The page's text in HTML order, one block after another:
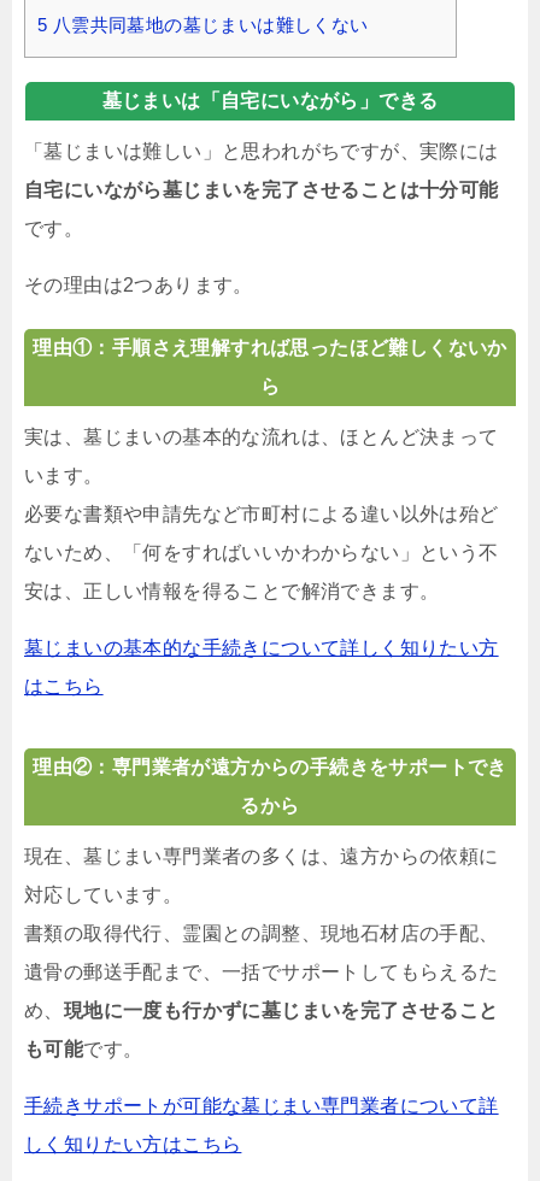
5 八雲共同墓地の墓じまいは難しくない
墓じまいは「自宅にいながら」できる
「墓じまいは難しい」と思われがちですが、実際には
自宅にいながら墓じまいを完了させることは十分可能
です。
その理由は2つあります。
理由①：手順さえ理解すれば思ったほど難しくないか
ら
実は、墓じまいの基本的な流れは、ほとんど決まって
います。
必要な書類や申請先など市町村による違い以外は殆ど
ないため、「何をすればいいかわからない」という不
安は、正しい情報を得ることで解消できます。
墓じまいの基本的な手続きについて詳しく知りたい方
はこちら
理由②：専門業者が遠方からの手続きをサポートでき
るから
現在、墓じまい専門業者の多くは、遠方からの依頼に
対応しています。
書類の取得代行、霊園との調整、現地石材店の手配、
遺骨の郵送手配まで、一括でサポートしてもらえるた
め、 現地に一度も行かずに墓じまいを完了させること
も可能です。
手続きサポートが可能な墓じまい専門業者について詳
しく知りたい方はこちら